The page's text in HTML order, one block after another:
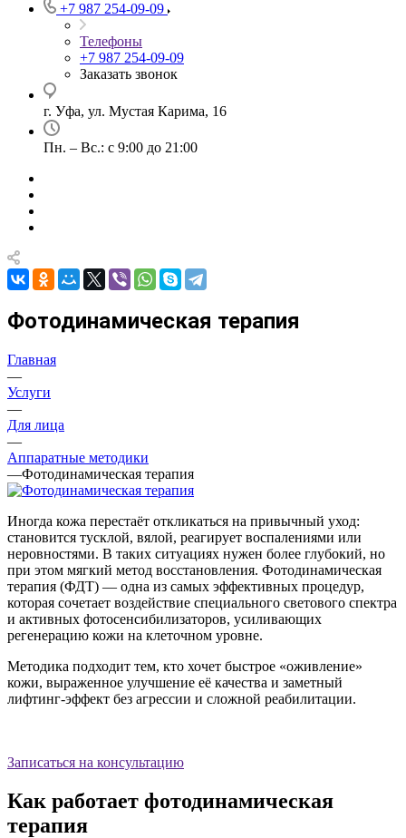
+7 987 254-09-09
Телефоны
+7 987 254-09-09
Заказать звонок
г. Уфа, ул. Мустая Карима, 16
Пн. – Вс.: с 9:00 до 21:00
Фотодинамическая терапия
Главная
—
Услуги
—
Для лица
—
Аппаратные методики
—Фотодинамическая терапия
Иногда кожа перестаёт откликаться на привычный уход:
становится тусклой, вялой, реагирует воспалениями или
неровностями. В таких ситуациях нужен более глубокий, но
при этом мягкий метод восстановления. Фотодинамическая
терапия (ФДТ) — одна из самых эффективных процедур,
которая сочетает воздействие специального светового спектра
и активных фотосенсибилизаторов, усиливающих
регенерацию кожи на клеточном уровне.
Методика подходит тем, кто хочет быстрое «оживление»
кожи, выраженное улучшение её качества и заметный
лифтинг-эффект без агрессии и сложной реабилитации.
Записаться на консультацию
Как работает фотодинамическая
терапия